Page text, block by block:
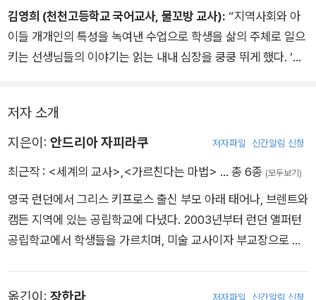
움이다. 비단 아이들이 목소리를 찾고 활용할 수 있도록 가르치는
것만이 아니라, 선생님들이 하는 일을 인식시키기 위한 싸움이다.
[아르망 두세 / 캐나다]
의 숨결 그 자체가 삶을 위한 교육이었다. 이들의 실천을 엿보는
것만으로도 우리 교사들에게 큰 위로가 되길.”
김영희 (천천고등학교 국어교사, 물꼬방 교사): “지역사회와 아
이들 개개인의 특성을 녹여낸 수업으로 학생을 삶의 주체로 일으
키는 선생님들의 이야기는 읽는 내내 심장을 쿵쿵 뛰게 했다. ‘좋
역할에서 적극적으로 벗어나야 할 것이다. 이 책에서 만난, 우리
와 어깨를 나란히 하고 선 “어디에나 있는” 특별한 선생님들의
이 된다.”
저자 소개
지은이: 안드리아 자피라쿠 저자파일 신간알림 신청
최근작 : <세계의 교사> <가르친다는 마법> … 총 6종 (모두보기)
영국 런던에서 그리스 키프로스 출신 부모 아래 태어나, 브렌트와
캠든 지역에 있는 공립학교에 다녔다. 2003년부터 런던 앨퍼턴
공립학교에서 학생들을 가르치며, 미술 교사이자 부교장으로 지
옮긴이: 장한라 저자파일 신간알림 신청